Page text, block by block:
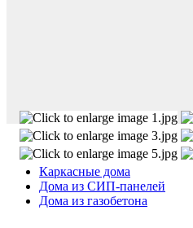
Каркасные дома
Дома из СИП-панелей
Дома из газобетона